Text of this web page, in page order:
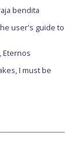
bendita
user's guide to
Eternos
I must be